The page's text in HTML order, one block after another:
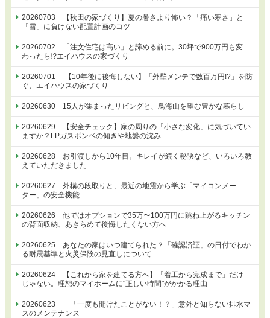
20260703 【秋田の家づくり】夏の暑さより怖い？「痛い寒さ」と
「雪」に負けない配置計画のコツ
20260702 「注文住宅は高い」と諦める前に。30坪で900万円も変
わったら⁉エイハウスの家づくり
20260701 【10年後に後悔しない】「外壁メンテで数百万円!?」を防
ぐ、エイハウスの家づくり
20260630 15人が集まったリビングと、鳥海山を望む豊かな暮らし
20260629 【安全チェック】家の周りの「小さな変化」に気づいてい
ますか？LPガスボンベの傾きや地盤の沈み
20260628 お引渡しから10年目。キレイが続く秘訣など、いろいろ教
えていただきました
20260627 外構の段取りと、最近の地震から学ぶ「マイコンメー
ター」の安全機能
20260626 他ではオプションで35万〜100万円に跳ね上がるキッチン
の背面収納、あきらめて後悔したくない方へ
20260625 あなたの家はいつ建てられた？「確認済証」の日付でわか
る耐震基準と火災保険の見直しについて
20260624 【これから家を建てる方へ】「着工から完成まで」だけ
じゃない。理想のマイホームに"正しい時間"がかかる理由
20260623 「一度も開けたことがない！？」意外と知らない排水マ
スのメンテナンス